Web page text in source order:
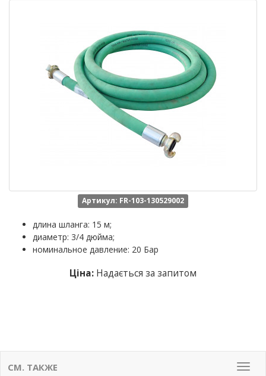
Артикул: FR-103-130529002
длина шланга: 15 м;
диаметр: 3/4 дюйма;
номинальное давление: 20 Бар
Ціна: Надається за запитом
Меню
СМ. ТАКЖЕ